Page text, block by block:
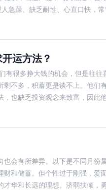
急躁、缺乏耐性、心直口快，
运方法？
有很多挣大钱的机会，但是往
不多，积蓄更是谈不上。他们
也缺乏投资观念来致富，因此
会有所差异。以下是不同月份
和储蓄。但个性过于刚强，爱
华和长远的理想。济弱扶倾，